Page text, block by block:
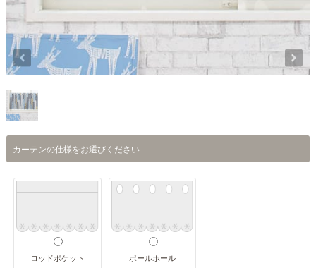
カーテンの仕様をお選びください
ロッドポケット
ポールホール